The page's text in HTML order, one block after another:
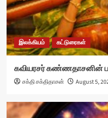
இலக்கியம் கட்டுரைகள்
கவியரசர் கண்ணதாசனின்
சக்தி சக்திதாசன் August 5,